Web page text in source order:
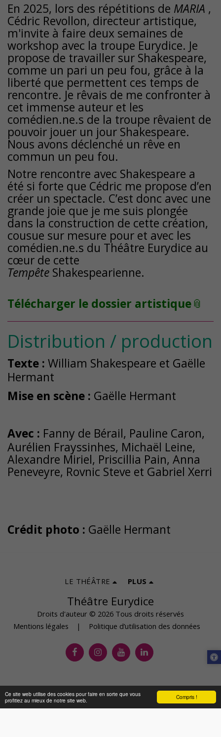
Compris !
Ce site web utilise des cookies pour faire en sorte que vous
profitiez au mieux de notre site web.
En 2025, lors des répétitions de MARIA ,
Cédric Revollon, directeur artistique,
m'invite à faire deux semaines de
workshop avec la troupe Eurydice. Je
propose de travailler sur Shakespeare,
comme un pari un peu fou, grâce à la
liberté que permettent ces temps de
rencontre. Je rêvais de me confronter à
cet immense auteur et les
comédien.ne.s de la troupe rêvaient de
pouvoir jouer un jour Shakespeare.
Nous avons déclenché un rêve en
commun un peu fou.
Notre rencontre avec Shakespeare a
été si forte que Cédric me propose d’en
créer un spectacle. C’est donc avec une
grande joie que je me suis plongée
dans la construction de cette création,
cousue sur mesure pour et avec les
comédien.ne.s du Théâtre Eurydice au
cœur de cette
Tempête Shakespearienne.
Télécharger le dossier artistique
Distribution / production
Texte : William Shakespeare et Gaëlle
Hermant
Mise en scène : Gaëlle Hermant
Avec : Fanny de Bérail, Pauline Caron,
Aurélien Frayssinhes, Michaël Leine,
Alexandre Miriel, Priscillia Pain, Anna
Peneveyre, Rovnic Steve et Gabriel Xerri
Crédit photo : Gaëlle Hermant
Théâtre Eurydice
Droits d'auteur © 2026 Tous droits réservés
Mentions légales | Politique d’utilisation des données
LE THÉÂTRE PLUS